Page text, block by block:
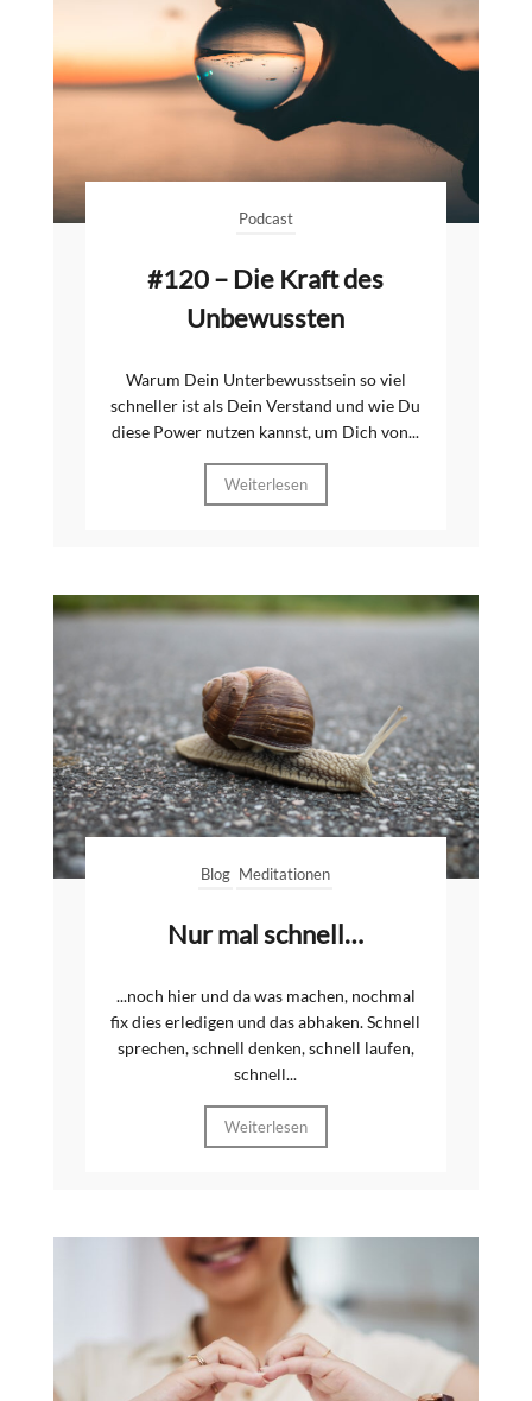
Podcast
#120 – Die Kraft des
Unbewussten
Warum Dein Unterbewusstsein so viel
schneller ist als Dein Verstand und wie Du
diese Power nutzen kannst, um Dich von...
Weiterlesen
Blog Meditationen
Nur mal schnell…
...noch hier und da was machen, nochmal
fix dies erledigen und das abhaken. Schnell
sprechen, schnell denken, schnell laufen,
schnell...
Weiterlesen